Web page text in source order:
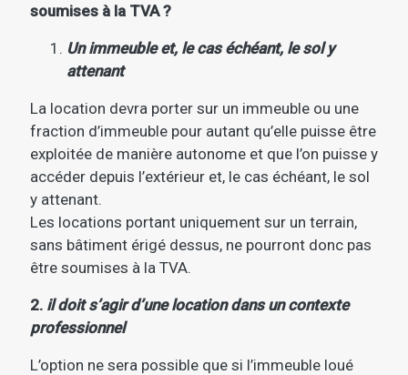
soumises à la TVA ?
Un immeuble et, le cas échéant, le sol y
attenant
La location devra porter sur un immeuble ou une
fraction d’immeuble pour autant qu’elle puisse être
exploitée de manière autonome et que l’on puisse y
accéder depuis l’extérieur et, le cas échéant, le sol
y attenant.
Les locations portant uniquement sur un terrain,
sans bâtiment érigé dessus, ne pourront donc pas
être soumises à la TVA.
2. il doit s’agir d’une location dans un contexte
professionnel
L’option ne sera possible que si l’immeuble loué